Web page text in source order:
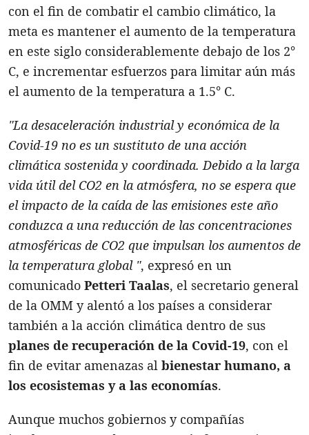
con el fin de combatir el cambio climático, la
meta es mantener el aumento de la temperatura
en este siglo considerablemente debajo de los 2°
C, e incrementar esfuerzos para limitar aún más
el aumento de la temperatura a 1.5° C.
"La desaceleración industrial y económica de la
Covid-19 no es un sustituto de una acción
climática sostenida y coordinada. Debido a la larga
vida útil del CO2 en la atmósfera, no se espera que
el impacto de la caída de las emisiones este año
conduzca a una reducción de las concentraciones
atmosféricas de CO2 que impulsan los aumentos de
la temperatura global ", expresó en un
comunicado Petteri Taalas, el secretario general
de la OMM y alentó a los países a considerar
también a la acción climática dentro de sus
planes de recuperación de la Covid-19, con el
fin de evitar amenazas al bienestar humano, a
los ecosistemas y a las economías.
Aunque muchos gobiernos y compañías